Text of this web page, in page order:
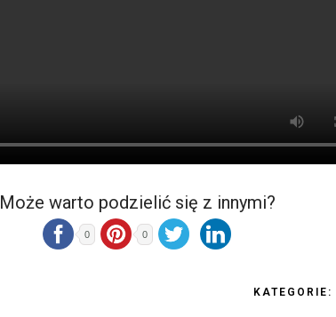
Może warto podzielić się z innymi?
0 0
KATEGORIE: